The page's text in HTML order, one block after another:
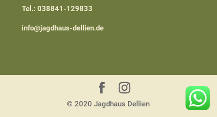
Tel.: 038841-129833
info@jagdhaus-dellien.de
© 2020 Jagdhaus Dellien